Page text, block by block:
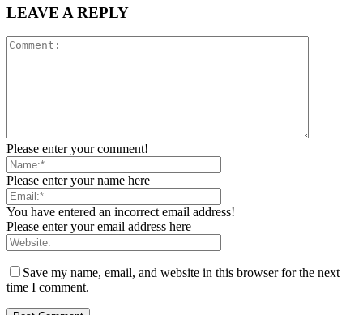
LEAVE A REPLY
Please enter your comment!
Please enter your name here
You have entered an incorrect email address!
Please enter your email address here
Save my name, email, and website in this browser for the next
time I comment.